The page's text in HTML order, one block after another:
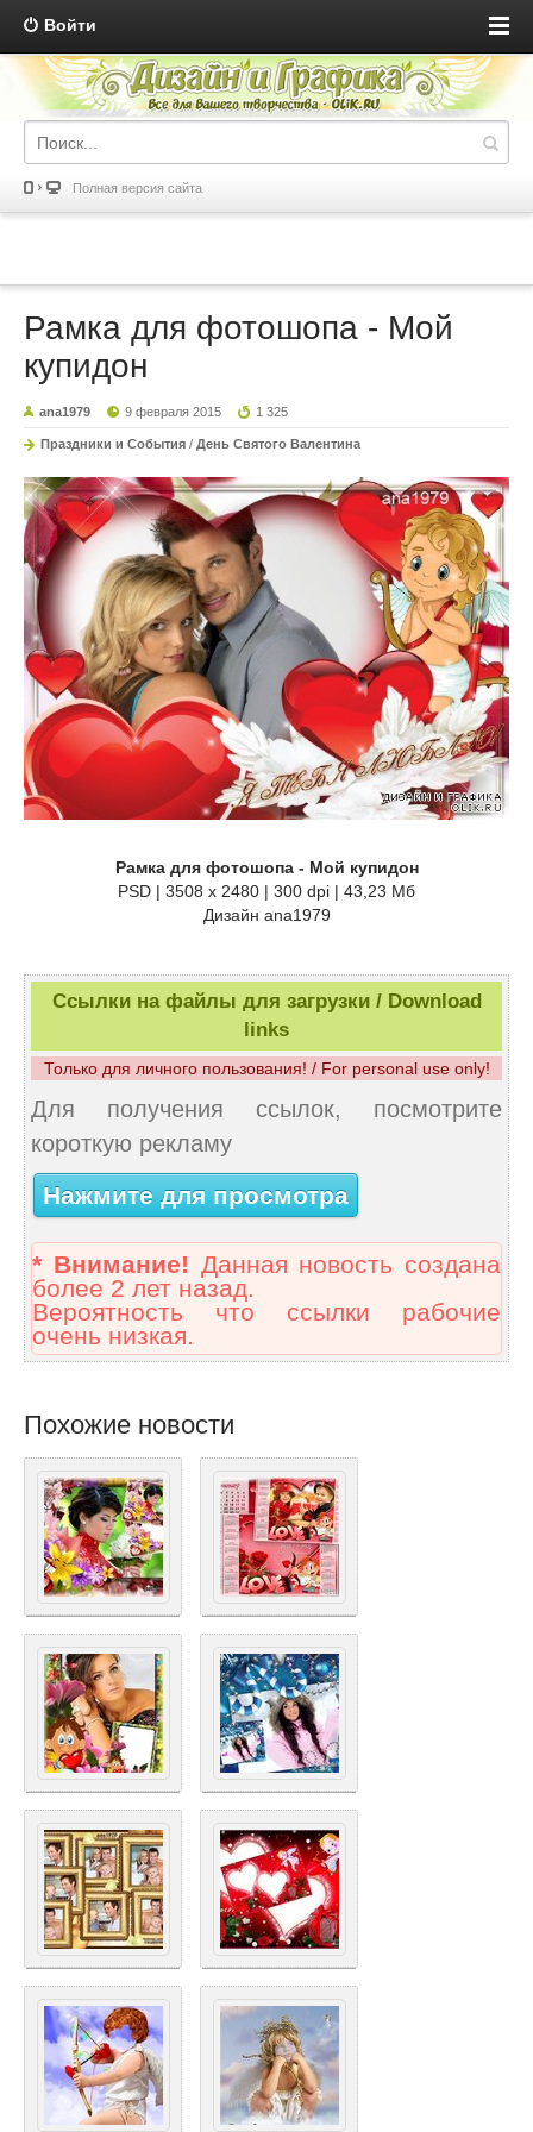
Войти
Полная версия сайта
Рамка для фотошопа - Мой
купидон
ana1979 9 февраля 2015 1 325
Праздники и События / День Святого Валентина
Рамка для фотошопа - Мой купидон
PSD | 3508 x 2480 | 300 dpi | 43,23 Мб
Дизайн аnа1979
Ссылки на файлы для загрузки / Download
links
Только для личного пользования! / For personal use only!
Для получения ссылок, посмотрите
короткую рекламу
Нажмите для просмотра
* Внимание! Данная новость создана
более 2 лет назад.
Вероятность что ссылки рабочие
очень низкая.
Похожие новости